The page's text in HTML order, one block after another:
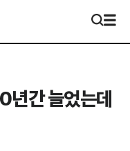
년간 늘었는데